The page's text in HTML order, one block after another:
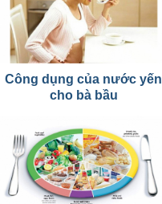
Công dụng của nước yến
cho bà bầu